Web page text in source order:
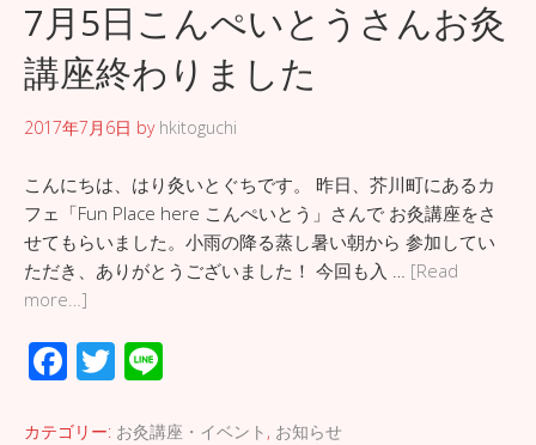
o
o
k
7月5日こんぺいとうさんお灸
講座終わりました
2017年7月6日 by hkitoguchi
こんにちは、はり灸いとぐちです。 昨日、芥川町にあるカ
フェ「Fun Place here こんぺいとう」さんで お灸講座をさ
せてもらいました。小雨の降る蒸し暑い朝から 参加してい
ただき、ありがとうございました！ 今回も入 … [Read
more…]
F T
カテゴリー: お灸講座・イベント , お知らせ